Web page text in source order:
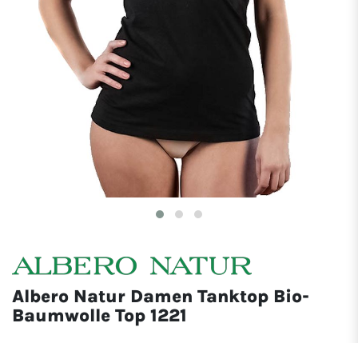
Albero Natur Damen Tanktop Bio-
Baumwolle Top 1221